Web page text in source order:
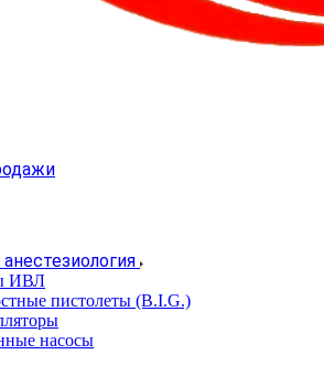
ИВЛ
пистолеты (B.I.G.)
насосы